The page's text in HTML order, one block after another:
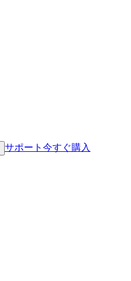
サポート 今すぐ購入